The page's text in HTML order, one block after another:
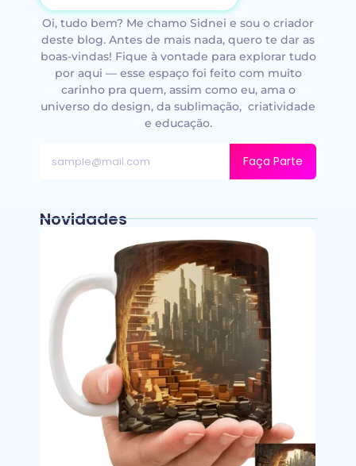
Oi, tudo bem? Me chamo Sidnei e sou o criador
deste blog. Antes de mais nada, quero te dar as
boas-vindas! Fique à vontade para explorar tudo
por aqui — esse espaço foi feito com muito
carinho pra quem, assim como eu, ama o
universo do design, da sublimação, criatividade
e educação.
Faça Parte
Novidades